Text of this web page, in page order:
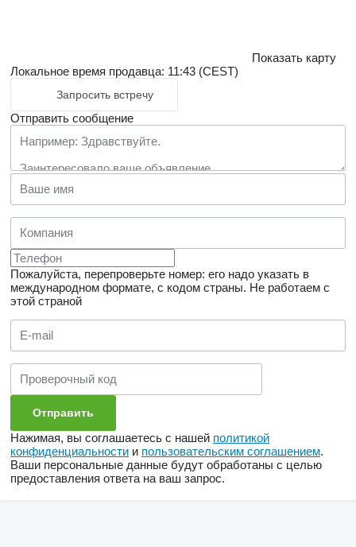
Показать карту
Локальное время продавца: 11:43 (CEST)
Запросить встречу
Отправить сообщение
Пожалуйста, перепроверьте номер: его надо указать в
международном формате, с кодом страны. Не работаем с
этой страной
Нажимая, вы соглашаетесь с нашей политикой
конфиденциальности и пользовательским соглашением.
Ваши персональные данные будут обработаны с целью
предоставления ответа на ваш запрос.